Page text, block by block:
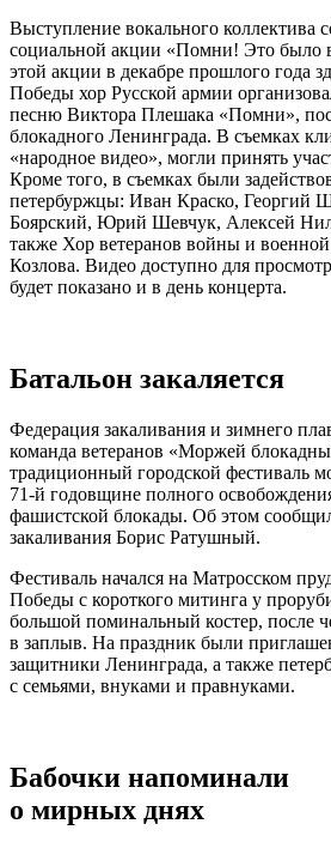
Выступление вокального коллектива
социальной акции «Помни! Это было
этой акции в декабре прошлого года
Победы хор Русской армии
песню Виктора Плешака «Помни»,
блокадного Ленинграда. В съемках
«народное видео», могли принять
Кроме того, в съемках были
петербуржцы: Иван Краско, Георгий
Боярский, Юрий Шевчук, Алексей
также Хор ветеранов войны и
Козлова. Видео доступно для
будет показано и в день концерта.
Батальон закаляется
Федерация закаливания и зимнего
команда ветеранов «Моржей
традиционный городской фестиваль
71-й годовщине полного
фашистской блокады. Об этом
закаливания Борис Ратушный.
Фестиваль начался на Матросском
Победы с короткого митинга у
большой поминальный костер, после
в заплыв. На праздник были
защитники Ленинграда, а также
с семьями, внуками и правнуками.
Бабочки напоминали
о мирных днях